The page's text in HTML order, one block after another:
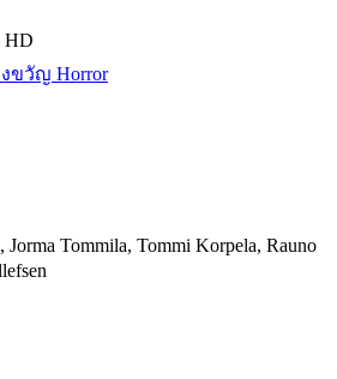
HD
ขวัญ Horror
Jorma Tommila, Tommi Korpela, Rauno